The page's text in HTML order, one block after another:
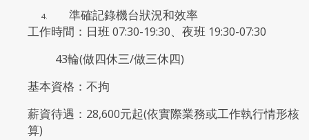
準確記錄機台狀況和效率
工作時間：日班 07:30-19:30、夜班 19:30-07:30
43輪(做四休三/做三休四)
基本資格：不拘
薪資待遇：28,600元起(依實際業務或工作執行情形核
算)